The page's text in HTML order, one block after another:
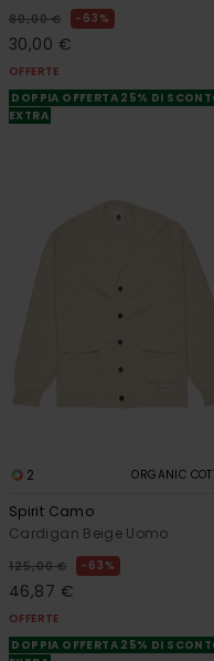
80,00 € 63%
30,00 €
OFFERTE
DOPPIA OFFERTA 25% DI
EXTRA
2 ORGANIC
Spirit Camo
Cardigan Beige Uomo
125,00 € 63%
46,87 €
OFFERTE
DOPPIA OFFERTA 25% DI